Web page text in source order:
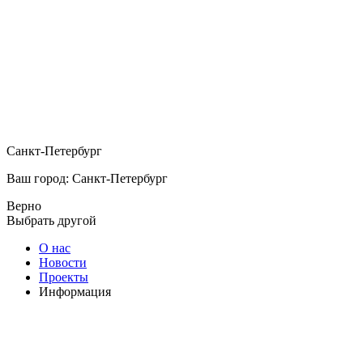
Санкт-Петербург
Ваш город: Санкт-Петербург
Верно
Выбрать другой
О нас
Новости
Проекты
Информация